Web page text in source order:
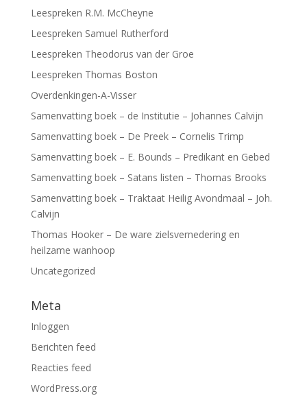
Leespreken R.M. McCheyne
Leespreken Samuel Rutherford
Leespreken Theodorus van der Groe
Leespreken Thomas Boston
Overdenkingen-A-Visser
Samenvatting boek – de Institutie – Johannes Calvijn
Samenvatting boek – De Preek – Cornelis Trimp
Samenvatting boek – E. Bounds – Predikant en Gebed
Samenvatting boek – Satans listen – Thomas Brooks
Samenvatting boek – Traktaat Heilig Avondmaal – Joh.
Calvijn
Thomas Hooker – De ware zielsvernedering en
heilzame wanhoop
Uncategorized
Meta
Inloggen
Berichten feed
Reacties feed
WordPress.org